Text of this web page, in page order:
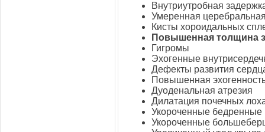
Внутриутробная
Умеренная
Кисты хороидальных
Повышенная толщина
Гигромы
Эхогенные
Дефекты развития
Повышенная
Дуоденальная атрезия
Дилатация почечных
Укороченные бедренные
Укороченные